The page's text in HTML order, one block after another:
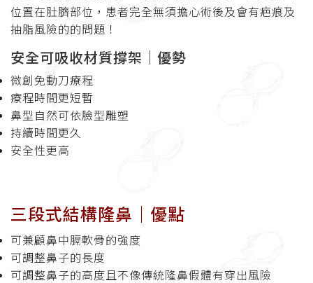
位置在肚臍部位，患者完全無須擔心術後及會有疤痕及
抽脂風險的的問題！
安全可吸收材質撐架│優勢
微創免動刀療程
療程時間更短暫
鼻型自然可依臉型雕塑
持續時間更久
安全性更高
三段式結構隆鼻│優點
可兼顧鼻中膈軟骨的強度
可調整鼻子的長度
可調整鼻子的高度且不像傳統隆鼻假體有穿出風險